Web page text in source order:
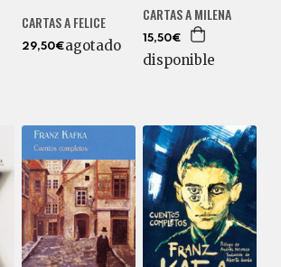
CARTAS A FELICE
29,50€agotado
CARTAS A MILENA
15,50€
disponible